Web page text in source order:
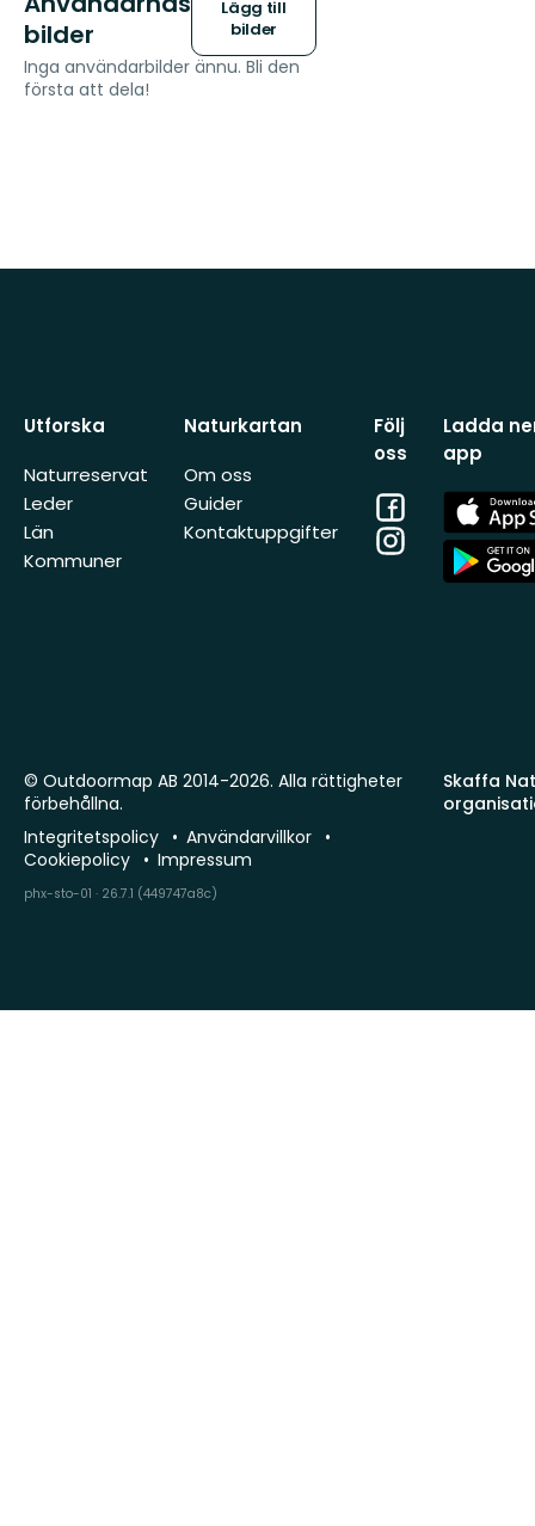
bilder
Lägg till
bilder
Inga användarbilder ännu. Bli den
första att dela!
Utforska
Naturreservat
Leder
Län
Kommuner
Naturkartan
Om oss
Guider
Kontaktuppgifter
Följ
oss
Facebook
Instagram
Ladda
app
App
Store
App
Store
Skaffa
© Outdoormap AB 2014-2026. Alla rättigheter
förbehållna.
Integritetspolicy
Användarvillkor
Cookiepolicy
Impressum
phx-sto-01 · 26.7.1 (449747a8c)